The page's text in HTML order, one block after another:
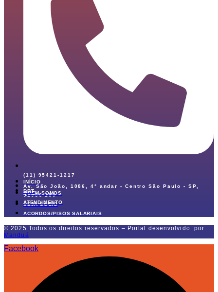
(11) 95421-1217
Av. São João, 1086, 4° andar - Centro São Paulo - SP,
01036-100
INÍCIO
QUEM SOMOS
SEJA SÓCIO
DRT
ATENDIMENTO
ACORDOS/PISOS SALARIAIS
© 2025 Todos os direitos reservados – Portal desenvolvido por
Manduá
Facebook